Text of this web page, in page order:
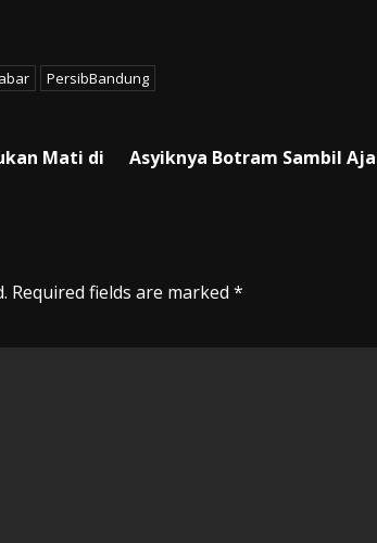
PersibBandung
Mati di
Asyiknya Botram Sambil
Required fields are marked *